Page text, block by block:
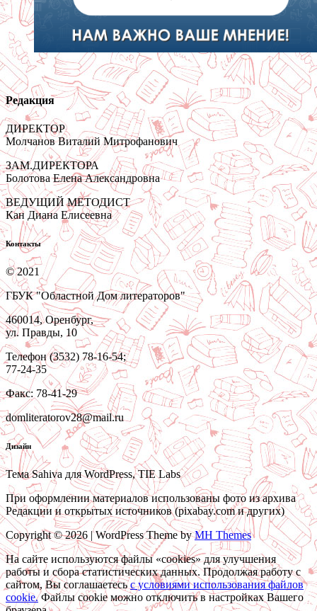
Редакция
ДИРЕКТОР
Молчанов Виталий Митрофанович
ЗАМ.ДИРЕКТОРА
Болотова Елена Александровна
ВЕДУЩИЙ МЕТОДИСТ
Кан Диана Елисеевна
Контакты
© 2021
ГБУК "Областной Дом литераторов"
460014, Оренбург,
ул. Правды, 10
Телефон (3532) 78-16-54;
77-24-35
Факс: 78-41-29
domliteratorov28@mail.ru
Дизайн
Тема Sahiva для WordPress, TIE Labs
При оформлении материалов использованы фото из архива
Редакции и открытых источников (pixabay.com и других)
Copyright © 2026 | WordPress Theme byMH Themes
На сайте используются файлы «cookies» для улучшения
работы и сбора статистических данных. Продолжая работу с
сайтом, Вы соглашаетесьc условиями использования файлов
cookie.Файлы cookie можно отключить в настройках Вашего